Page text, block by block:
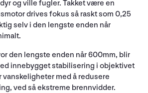
og ville fugler. Takket være en
drives fokus så raskt som 0,25
selv i den lengste enden når
den lengste enden når 600mm, blir
innebygget stabilisering i objektivet
vanskeligheter med å redusere
ved så ekstreme brennvidder.